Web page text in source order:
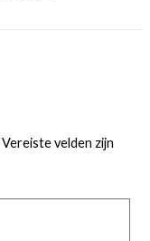
Vereiste velden zijn